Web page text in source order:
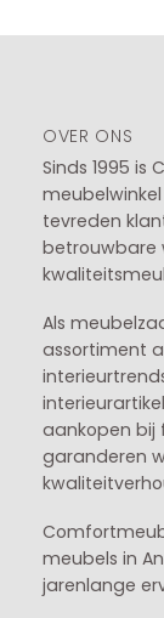
OVER ONS
Sinds 1995
meubelwinkel
tevreden
betrouwbare
Als
assortiment
aankopen bij
garanderen
meubels in
jarenlange